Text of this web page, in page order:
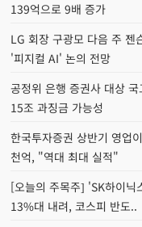
139억으로 9배 증가
LG 회장 구광모 다음 주 젠
'피지컬 AI' 논의 전망
공정위 은행 증권사 대상
15조 과징금 가능성
한국투자증권 상반기 영업
천억, "역대 최대 실적"
[오늘의 주목주] 'SK하이닉
13%대 내려, 코스피 반도..